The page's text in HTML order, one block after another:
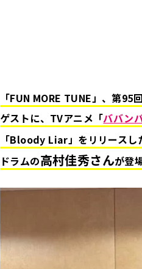
「FUN MORE TUNE」、第95
ゲストに、TVアニメ「ババン
「Bloody Liar」をリリースし
ドラムの高村佳秀さんが登